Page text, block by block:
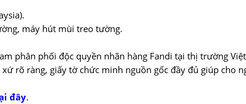
máy hút mùi treo tường.
phân phối độc quyền nhãn hàng Fandi tại thị trường
rõ ràng, giấy tờ chức minh nguồn gốc đầy đủ giúp cho
đây.